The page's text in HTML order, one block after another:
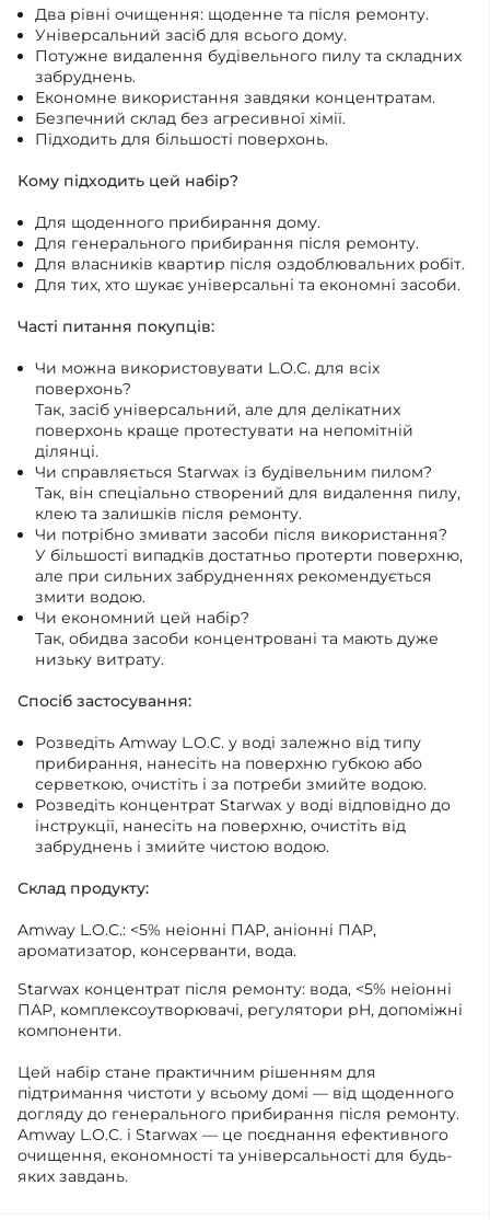
Два рівні очищення: щоденне та після ремонту.
Універсальний засіб для всього дому.
Потужне видалення будівельного пилу та складних
забруднень.
Економне використання завдяки концентратам.
Безпечний склад без агресивної хімії.
Підходить для більшості поверхонь.
Кому підходить цей набір?
Для щоденного прибирання дому.
Для генерального прибирання після ремонту.
Для власників квартир після оздоблювальних робіт.
Для тих, хто шукає універсальні та економні засоби.
Часті питання покупців:
Чи можна використовувати L.O.C. для всіх
поверхонь?
Так, засіб універсальний, але для делікатних
поверхонь краще протестувати на непомітній
ділянці.
Чи справляється Starwax із будівельним пилом?
Так, він спеціально створений для видалення пилу,
клею та залишків після ремонту.
Чи потрібно змивати засоби після використання?
У більшості випадків достатньо протерти поверхню,
але при сильних забрудненнях рекомендується
змити водою.
Чи економний цей набір?
Так, обидва засоби концентровані та мають дуже
низьку витрату.
Спосіб застосування:
Розведіть Amway L.O.C. у воді залежно від типу
прибирання, нанесіть на поверхню губкою або
серветкою, очистіть і за потреби змийте водою.
Розведіть концентрат Starwax у воді відповідно до
інструкції, нанесіть на поверхню, очистіть від
забруднень і змийте чистою водою.
Склад продукту:
Amway L.O.C.: <5% неіонні ПАР, аніонні ПАР,
ароматизатор, консерванти, вода.
Starwax концентрат після ремонту: вода, <5% неіонні
ПАР, комплексоутворювачі, регулятори pH, допоміжні
компоненти.
Цей набір стане практичним рішенням для
підтримання чистоти у всьому домі — від щоденного
догляду до генерального прибирання після ремонту.
Amway L.O.C. і Starwax — це поєднання ефективного
очищення, економності та універсальності для будь-
яких завдань.